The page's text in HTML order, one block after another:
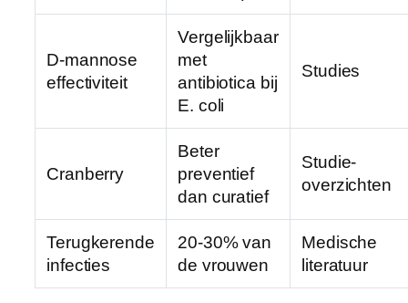
D-mannose
effectiviteit
Vergelijkbaar
met
antibiotica bij
E. coli
Studies
Cranberry
Beter
preventief
dan curatief
Studie-
overzichten
Terugkerende
infecties
20-30% van
de vrouwen
Medische
literatuur